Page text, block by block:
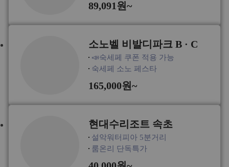
89,091원~
소노벨 비발디파크 B · C
📣숙세페 쿠폰 적용 가능
숙세페 소노 페스타
165,000원~
현대수리조트 속초
설악워터피아 5분거리
룸온리 단독특가